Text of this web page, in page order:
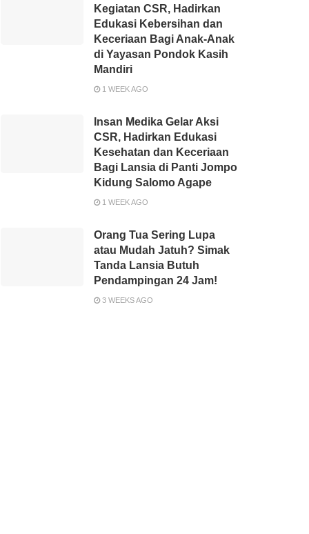
Kegiatan CSR, Hadirkan
Edukasi Kebersihan dan
Keceriaan Bagi Anak-Anak
di Yayasan Pondok Kasih
Mandiri
1 WEEK AGO
Insan Medika Gelar Aksi
CSR, Hadirkan Edukasi
Kesehatan dan Keceriaan
Bagi Lansia di Panti Jompo
Kidung Salomo Agape
1 WEEK AGO
Orang Tua Sering Lupa
atau Mudah Jatuh? Simak
Tanda Lansia Butuh
Pendampingan 24 Jam!
3 WEEKS AGO